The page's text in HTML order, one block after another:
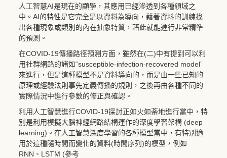
人工智慧AI是現在的顯學，其應用已經滲透到各種領域之
中。AI的特性是它完全是以資料為導向，藉著資料的訓練找
出各種現象或類別的內在抽象特質，藉此就能進行非常精準
的預測。
在COVID-19傳播路徑預測方面，雖然在(二)中有提到可以利
用社群網路的諸如“susceptible-infection-recovered model”
來進行，但是這種模型不是資料導向的，而是由一些已知的
原理或經驗法則事先定義傳播的規則，之後再由各種不同的
實際情況中進行參數的修正與確認。
利用人工智慧進行COVID-19探討正如火如荼地進行當中，特
別是利用模擬大腦神經網路結構運作的深度學習架構 (deep
learning)。在人工智慧深度學習的各種模型當中，有特別適
用於這種隨時間而變化的資料(時間序列)的模型，例如
RNN、LSTM (參考